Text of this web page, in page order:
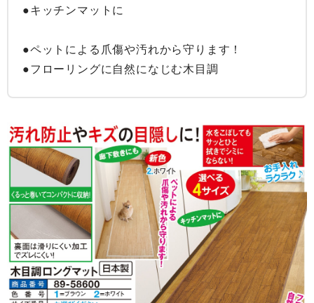
●キッチンマットに
●ペットによる爪傷や汚れから守ります！
●フローリングに自然になじむ木目調